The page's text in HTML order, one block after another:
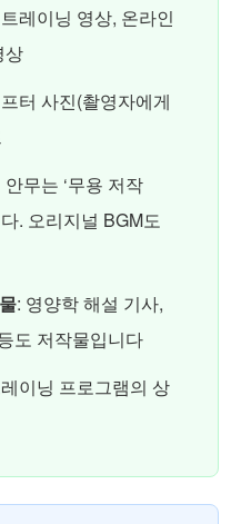
레이닝 영상, 온라인
상
터 사진(촬영자에게
무는 ‘무용 저작
. 오리지널 BGM도
: 영양학 해설 기사,
도 저작물입니다
이닝 프로그램의 상